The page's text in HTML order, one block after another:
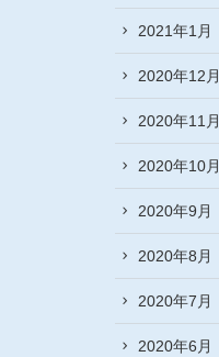
2021年1月
2020年12月
2020年11月
2020年10月
2020年9月
2020年8月
2020年7月
2020年6月